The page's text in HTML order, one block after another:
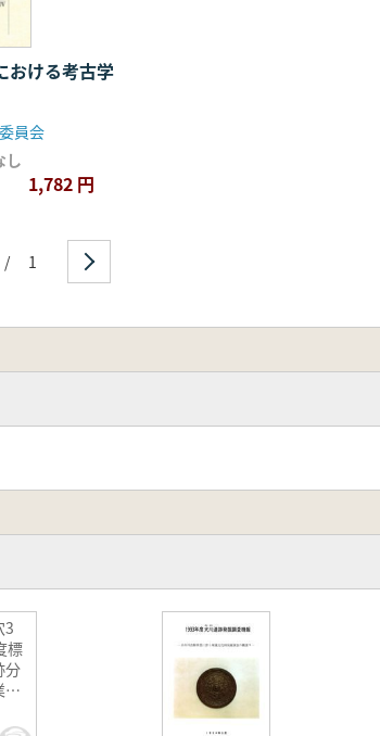
おける考古学
員会
し
1,782 円
/ 1
3
標
分
報